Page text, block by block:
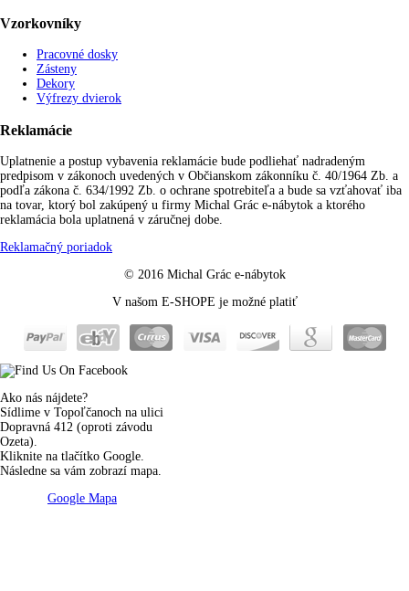
Vzorkovníky
Pracovné dosky
Zásteny
Dekory
Výfrezy dvierok
Reklamácie
Uplatnenie a postup vybavenia reklamácie bude podliehať nadradeným
predpisom v zákonoch uvedených v Občianskom zákonníku č. 40/1964 Zb. a
podľa zákona č. 634/1992 Zb. o ochrane spotrebiteľa a bude sa vzťahovať iba
na tovar, ktorý bol zakúpený u firmy Michal Grác e-nábytok a ktorého
reklamácia bola uplatnená v záručnej dobe.
Reklamačný poriadok
© 2016 Michal Grác e-nábytok
V našom E-SHOPE je možné platiť
Ako nás nájdete?
Sídlime v Topoľčanoch na ulici
Dopravná 412 (oproti závodu
Ozeta).
Kliknite na tlačítko Google.
Následne sa vám zobrazí mapa.
Google Mapa